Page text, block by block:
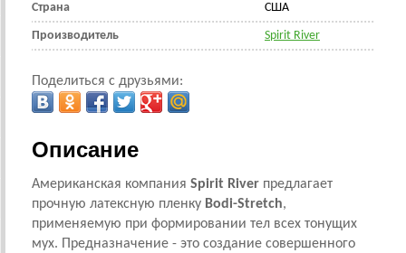
Страна CША
Производитель Spirit River
Поделиться с друзьями:
Описание
Американская компания Spirit River предлагает
прочную латексную пленку Bodi-Stretch,
применяемую при формировании тел всех тонущих
мух. Предназначение - это создание совершенного